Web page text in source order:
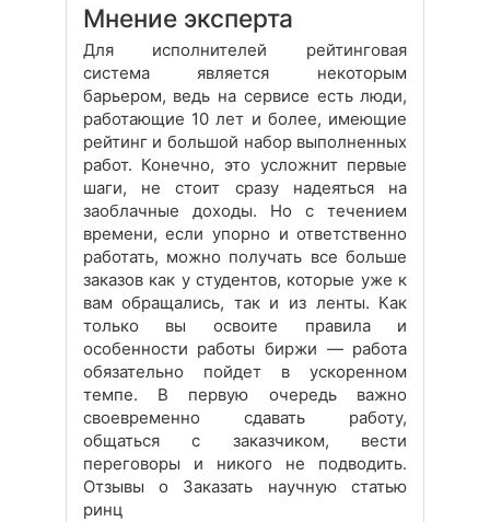
Мнение эксперта
Для исполнителей рейтинговая
система является некоторым
барьером, ведь на сервисе есть люди,
работающие 10 лет и более, имеющие
рейтинг и большой набор выполненных
работ. Конечно, это усложнит первые
шаги, не стоит сразу надеяться на
заоблачные доходы. Но с течением
времени, если упорно и ответственно
работать, можно получать все больше
заказов как у студентов, которые уже к
вам обращались, так и из ленты. Как
только вы освоите правила и
особенности работы биржи — работа
обязательно пойдет в ускоренном
темпе. В первую очередь важно
своевременно сдавать работу,
общаться с заказчиком, вести
переговоры и никого не подводить.
Отзывы о Заказать научную статью
ринц